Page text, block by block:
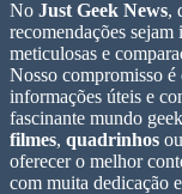
No Just Geek News,
recomendações sejam
meticulosas e
Nosso compromisso
informações úteis e
fascinante mundo
filmes, quadrinhos ou
oferecer o melhor
com muita dedicação